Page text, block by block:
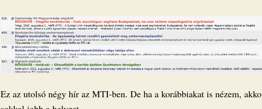
Ez az utolsó négy hír az MTI-ben. De ha a korábbiakat is nézem,